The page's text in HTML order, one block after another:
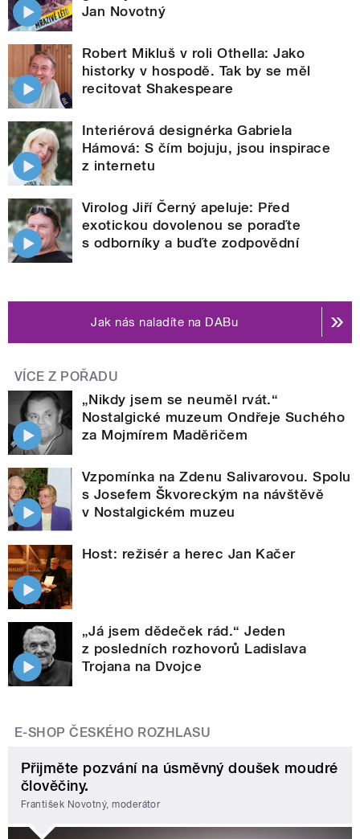
Jan Novotný
Robert Mikluš v roli Othella: Jako
historky v hospodě. Tak by se měl
recitovat Shakespeare
Interiérová designérka Gabriela
Hámová: S čím bojuju, jsou inspirace
z internetu
Virolog Jiří Černý apeluje: Před
exotickou dovolenou se poraďte
s odborníky a buďte zodpovědní
Jak nás naladíte na DABu
VÍCE Z POŘADU
„Nikdy jsem se neuměl rvát.“
Nostalgické muzeum Ondřeje Suchého
za Mojmírem Maděričem
Vzpomínka na Zdenu Salivarovou. Spolu
s Josefem Škvoreckým na návštěvě
v Nostalgickém muzeu
Host: režisér a herec Jan Kačer
„Já jsem dědeček rád.“ Jeden
z posledních rozhovorů Ladislava
Trojana na Dvojce
E-SHOP ČESKÉHO ROZHLASU
Přijměte pozvání na úsměvný doušek moudré
člověčiny.
František Novotný, moderátor